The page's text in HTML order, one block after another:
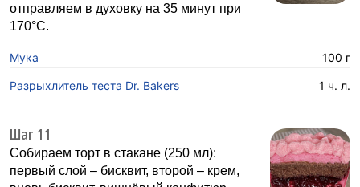
отправляем в духовку на 35 минут при
170°C.
Мука 100 г
Разрыхлитель теста Dr. Bakers 1 ч. л.
Шаг 11
Собираем торт в стакане (250 мл):
первый слой – бисквит, второй – крем,